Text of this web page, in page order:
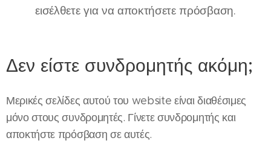
εισέλθετε για να αποκτήσετε πρόσβαση.
Δεν είστε συνδρομητής ακόμη;
Μερικές σελίδες αυτού του website είναι διαθέσιμες
μόνο στους συνδρομητές. Γίνετε συνδρομητής και
αποκτήστε πρόσβαση σε αυτές.